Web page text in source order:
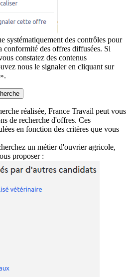
systématiquement des contrôles pour
conformité des offres diffusées. Si
constatez des contenus
nous le signaler en cliquant sur
réalisée, France Travail peut vous
de recherche d'offres. Ces
en fonction des critères que vous
un métier d'ouvrier agricole,
proposer :